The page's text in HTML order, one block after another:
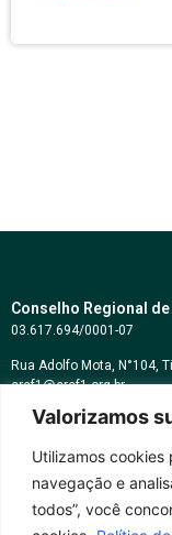
Valorizamos
Utilizamos cookies
navegação e
todos”, você
Conselho Regional
03.617.694/0001-07
Rua Adolfo Mota, N°104,
cref1@cref1.org.br
Assessoria de
Horários de